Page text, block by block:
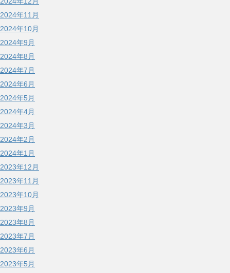
2024年11月
2024年10月
2024年9月
2024年8月
2024年7月
2024年6月
2024年5月
2024年4月
2024年3月
2024年2月
2024年1月
2023年12月
2023年11月
2023年10月
2023年9月
2023年8月
2023年7月
2023年6月
2023年5月